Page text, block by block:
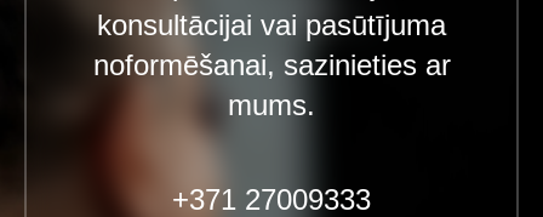
konsultācijai vai pasūtījuma
noformēšanai, sazinieties ar
mums.
+371 27009333